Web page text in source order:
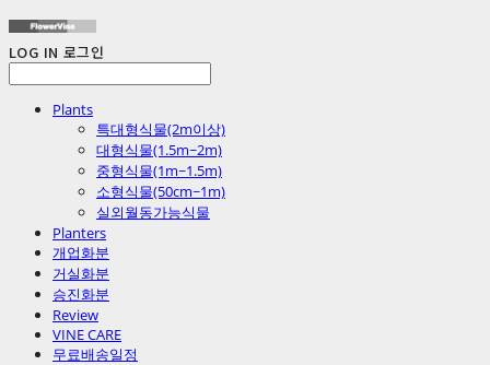
LOG IN 로그인
Plants
특대형식물(2m이상)
대형식물(1.5m~2m)
중형식물(1m~1.5m)
소형식물(50cm~1m)
실외월동가능식물
Planters
개업화분
거실화분
승진화분
Review
VINE CARE
무료배송일정